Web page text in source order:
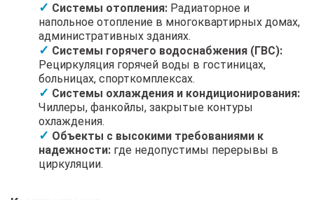
Системы отопления: Радиаторное и
напольное отопление в многоквартирных домах,
административных зданиях.
Системы горячего водоснабжения (ГВС):
Рециркуляция горячей воды в гостиницах,
больницах, спорткомплексах.
Системы охлаждения и кондиционирования:
Чиллеры, фанкойлы, закрытые контуры
охлаждения.
Объекты с высокими требованиями к
надежности: где недопустимы перерывы в
циркуляции.